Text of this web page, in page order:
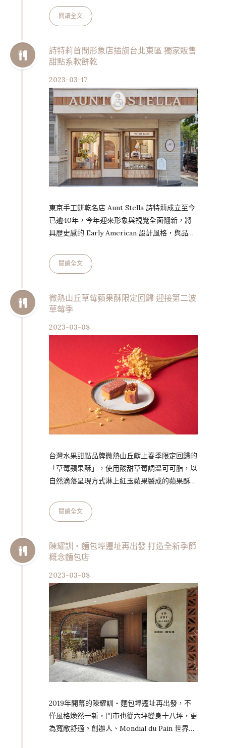
的愛情海洋」主題展覽和蛋捲禮盒展售，兼具美
食與藝術，即將帶給消費者五感新體驗，符合主
蛋捲霜淇淋 有別於傳統冰淇淋的餅乾甜筒，青
鳥旅行堅持以灌餡蛋捲為基底，研發出可以現場
的「蛋捲」霜淇淋，為霜淇淋風潮增添全新體
驗。概念店一樓蛋捲冰專賣區，採開放式櫃台，
…
閱讀全文
詩特莉首間形象店插旗台北東區 獨家販售
甜點系軟餅乾
2023-03-17
東京手工餅乾名店 Aunt Stella 詩特莉成立至今
已逾40年，今年迎來形象與視覺全面翻新，將
具歷史感的 Early American 設計風格，與品牌
牌的消費者，帶來一系列嶄新體驗。 歷時兩年
悉心籌備，品牌首間街邊店 Aunt Stella 詩特莉
座落於台北東區，品牌形象店具四大亮點，包
含：限定販售款酒漬櫻桃黑森林甜點系軟餅乾、
覺設計之系列禮盒、由 …
閱讀全文
微熱山丘草莓蘋果酥限定回歸 迎接第二波
草莓季
2023-03-08
台灣水果甜點品牌微熱山丘獻上春季限定回歸的
「草莓蘋果酥」，使用酸甜草莓調溫可可脂，以
自然滴落呈現方式淋上紅玉蘋果製成的蘋果酥，
莓季。 第二波草莓季 草莓蘋果酥限定回歸 2022
年底受到暖冬氣候影響，草莓生長期有所延宕，
少。隨著第二波草莓季到來，微熱山丘同步宣告
草莓蘋果酥的初春限定回歸。經典奶油酥皮表
皮紙精裝盒與限定布提袋同樣充滿春天氣息，以
色澤飽滿的蘋果紅、草青綠及春櫻粉…
閱讀全文
陳耀訓・麵包埠遷址再出發 打造全新季節
概念麵包店
2023-03-08
2019年開幕的陳耀訓・麵包埠遷址再出發，不
僅風格煥然一新，門市也從六坪變身十八坪，更
為寬敞舒適。創辦人、Mondial du Pain 世界麵